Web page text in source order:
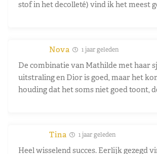
stof in het decolleté) vind ik het meest
Nova 1 jaar geleden
De combinatie van Mathilde met haar
uitstraling en Dior is goed, maar het
houding dat het soms niet goed toont,
Tina 1 jaar geleden
Heel wisselend succes. Eerlijk gezegd